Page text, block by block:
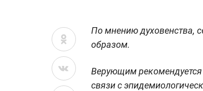
По мнению духовенства,
образом.
Верующим рекомендуется
связи с